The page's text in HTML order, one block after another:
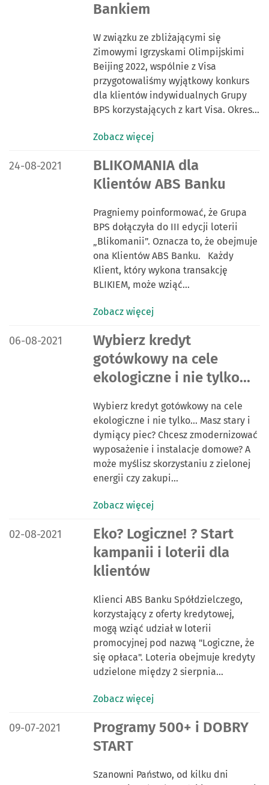
Bankiem
W związku ze zbliżającymi się
Zimowymi Igrzyskami Olimpijskimi
Beijing 2022, wspólnie z Visa
przygotowaliśmy wyjątkowy konkurs
dla klientów indywidualnych Grupy
BPS korzystających z kart Visa. Okres…
Zobacz więcej
DATA PUBLIKACJI:
24-08-2021
BLIKOMANIA dla
Klientów ABS Banku
Pragniemy poinformować, że Grupa
BPS dołączyła do III edycji loterii
„Blikomanii”. Oznacza to, że obejmuje
ona Klientów ABS Banku. Każdy
Klient, który wykona transakcję
BLIKIEM, może wziąć…
Zobacz więcej
DATA PUBLIKACJI:
06-08-2021
Wybierz kredyt
gotówkowy na cele
ekologiczne i nie tylko...
Wybierz kredyt gotówkowy na cele
ekologiczne i nie tylko... Masz stary i
dymiący piec? Chcesz zmodernizować
wyposażenie i instalacje domowe? A
może myślisz skorzystaniu z zielonej
energii czy zakupi…
Zobacz więcej
DATA PUBLIKACJI:
02-08-2021
Eko? Logiczne! ? Start
kampanii i loterii dla
klientów
Klienci ABS Banku Spółdzielczego,
korzystający z oferty kredytowej,
mogą wziąć udział w loterii
promocyjnej pod nazwą "Logiczne, że
się opłaca". Loteria obejmuje kredyty
udzielone między 2 sierpnia…
Zobacz więcej
DATA PUBLIKACJI:
09-07-2021
Programy 500+ i DOBRY
START
Szanowni Państwo, od kilku dni